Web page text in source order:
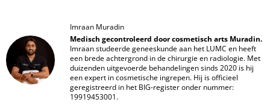
Imraan Muradin
Medisch gecontroleerd door cosmetisch arts Muradin.
Imraan studeerde geneeskunde aan het LUMC en heeft
een brede achtergrond in de chirurgie en radiologie. Met
duizenden uitgevoerde behandelingen sinds 2020 is hij
een expert in cosmetische ingrepen. Hij is officieel
geregistreerd in het BIG-register onder nummer:
19919453001.